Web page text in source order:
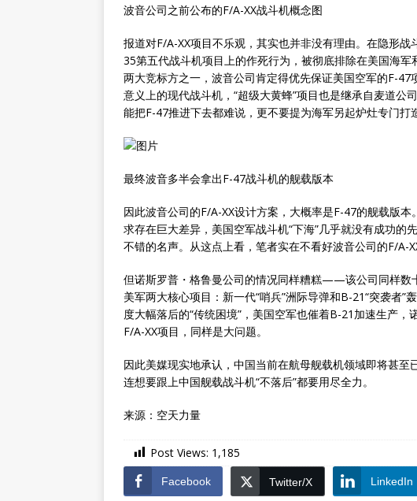
波音公司之前公布的F/A-XX战斗机概念图
报道对F/A-XX项目不乐观，其实也并非没有理由。在隐形
35第五代战斗机项目上的作死行为，被彻底排除在美国海
两大竞标方之一，波音公司肯定得优先保证美国空军的F-
意义上的现代战斗机，“超级大黄蜂”项目也是继承自麦道公
能把F-47推进下去都难说，更不要提为海军另起炉灶专门打
最终波音多半会拿出F-47战斗机的舰载版本
因此波音公司的F/A-XX设计方案，大概率是F-47的舰载版
求存在巨大差异，美国空军战斗机“下海”几乎就没有成功
不错的名声。从这点上看，笔者实在不看好波音公司的F/A-
但诺斯罗普・格鲁曼公司的情况同样糟糕——该公司同样数
美军两大核心项目：新一代“哨兵”洲际导弹和B-21“突袭者”
度大幅落后的“传统困境”，美国空军也催着B-21加速生产
F/A-XX项目，同样是大问题。
因此美媒现实地承认，中国当前在航母舰载机领域即将甚至
连想要跟上中国舰载战斗机“不落后”都要用尽全力。
来源：空天力量
Post Views: 1,185
Facebook Twitter/X LinkedIn